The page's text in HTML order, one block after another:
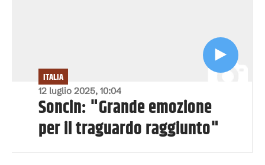
12 luglio 2025, 10:04
ITALIA
Soncin: "Grande emozione
per il traguardo raggiunto"